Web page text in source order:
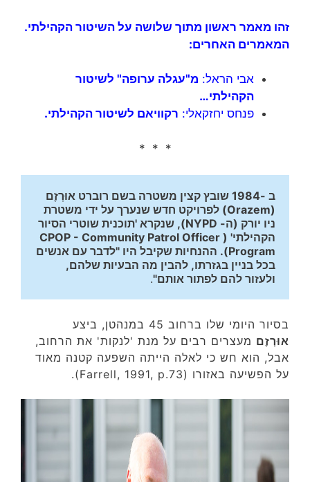
זהו מאמר ראשון מתוך שלושה על השיטור הקהילתי.
המאמרים האחרים:
אבי הראל: מ"עגלה ערופה" לשיטור
הקהילתי…
פנחס יחזקאלי: רקוויאם לשיטור הקהילתי.
* * *
הקהילתי' (CPOP - Community Patrol Officer
ולעזור להם לפתור אותם".
בסיור היומי שלו ברחוב 45 במנהטן, ביצע
אוּרְזֶם מעצרים רבים על מנת 'לנקות' את הרחוב,
אבל, הוא חש כי לאלה הייתה השפעה קטנה מאוד
על הפשיעה באזורו (Farrell, 1991, p.73).